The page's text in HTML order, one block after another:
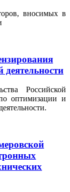
вносимых в
деятельности
Российской
оптимизации и